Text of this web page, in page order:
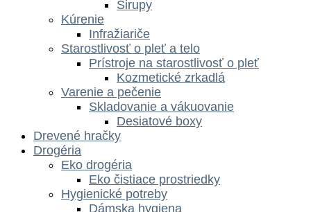
Sirupy
Kúrenie
Infražiariče
Starostlivosť o pleť a telo
Prístroje na starostlivosť o pleť
Kozmetické zrkadlá
Varenie a pečenie
Skladovanie a vákuovanie
Desiatové boxy
Drevené hračky
Drogéria
Eko drogéria
Eko čistiace prostriedky
Hygienické potreby
Dámska hygiena